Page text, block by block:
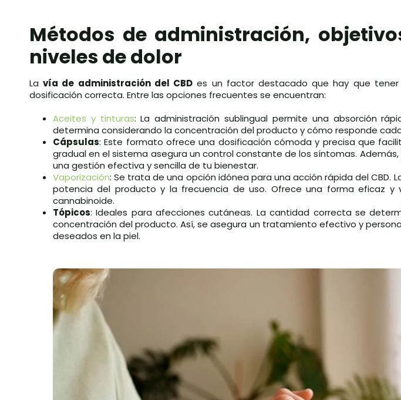
Métodos de administración,
niveles de dolor
Lavía de administración del CBD es un factor destacado que hay que
dosificación correcta. Entre las opciones frecuentes se encuentran:
Aceites y tinturas: La administración sublingual permite una absorción
determina considerando la concentración del producto y cómo responde
Cápsulas: Este formato ofrece una dosificación cómoda y precisa que
gradual en el sistema asegura un control constante de los síntomas.
una gestión efectiva y sencilla de tu bienestar.
Vaporización: Se trata de una opción idónea para una acción rápida del CBD.
potencia del producto y la frecuencia de uso. Ofrece una forma eficaz y
cannabinoide.
Tópicos: Ideales para afecciones cutáneas. La cantidad correcta se
concentración del producto. Así, se asegura un tratamiento efectivo y
deseados en la piel.